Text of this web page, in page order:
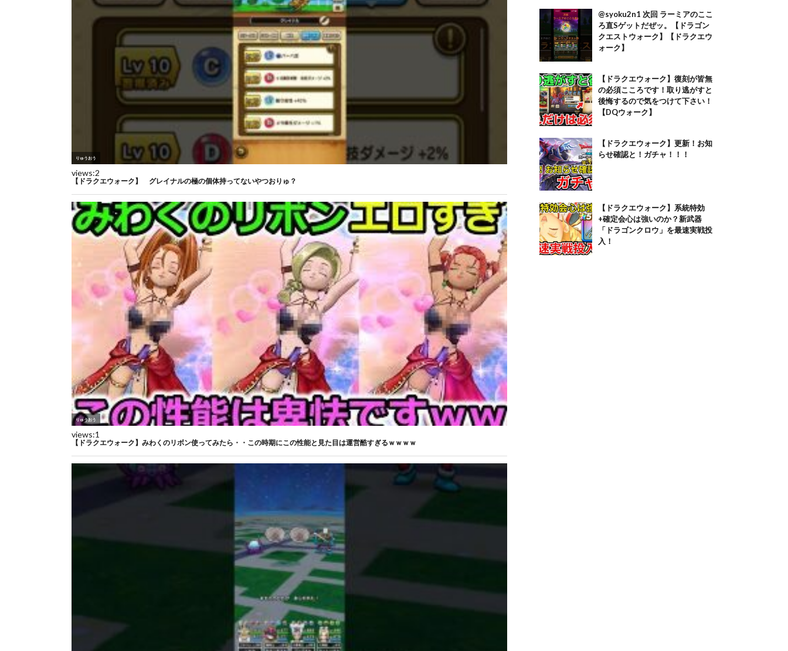
@syoku2n1 次回 ラーミアのここ
ろ直Sゲットだぜッ。【ドラゴン
クエストウォーク】【ドラクエウ
ォーク】
【ドラクエウォーク】復刻が皆無
の必須こころです！取り逃がすと
後悔するので気をつけて下さい！
【DQウォーク】
【ドラクエウォーク】更新！お知
らせ確認と！ガチャ！！！
【ドラクエウォーク】系統特効
+確定会心は強いのか？新武器
「ドラゴンクロウ」を最速実戦投
入！